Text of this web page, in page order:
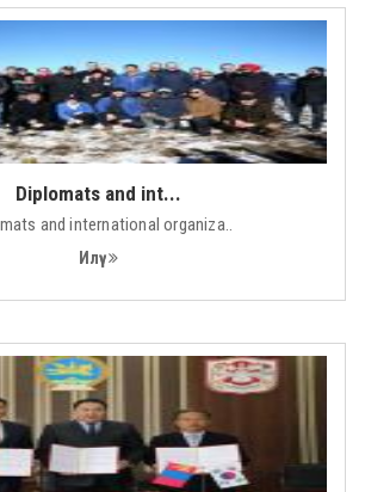
Diplomats and int...
and international organiza..
Илүү